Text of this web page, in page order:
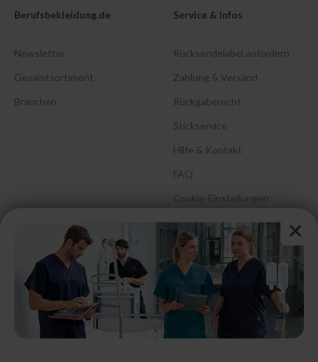
Berufsbekleidung.de
Newsletter
Gesamtsortiment
Branchen
Service & Infos
Rücksendelabel anfordern
Zahlung & Versand
Rückgaberecht
Stickservice
Hilfe & Kontakt
FAQ
Cookie-Einstellungen
Barrierefreiheitserklärung
Größenberatung &
Pflegehinweise
Größentabelle Damen